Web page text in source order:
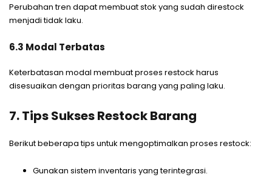
Perubahan tren dapat membuat stok yang sudah direstock
menjadi tidak laku.
6.3 Modal Terbatas
Keterbatasan modal membuat proses restock harus
disesuaikan dengan prioritas barang yang paling laku.
7. Tips Sukses Restock Barang
Berikut beberapa tips untuk mengoptimalkan proses restock:
Gunakan sistem inventaris yang terintegrasi.